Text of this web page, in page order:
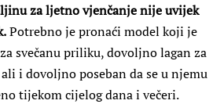
za ljetno vjenčanje nije uvijek
Potrebno je pronaći model koji je
svečanu priliku, dovoljno lagan za
i dovoljno poseban da se u njemu
tijekom cijelog dana i večeri.